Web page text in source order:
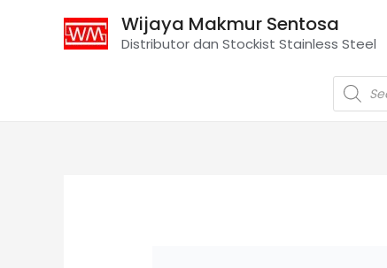
Wijaya Makmur Sentosa
Distributor dan Stockist Stainless Steel